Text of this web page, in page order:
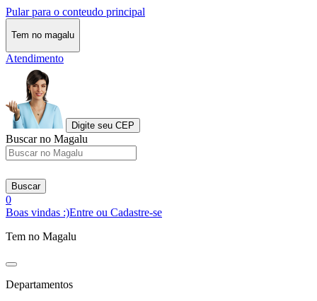
Pular para o conteudo principal
Tem no magalu
Atendimento
Digite seu CEP
Buscar no Magalu
Buscar
0
Boas vindas :)Entre ou Cadastre-se
Tem no Magalu
Departamentos